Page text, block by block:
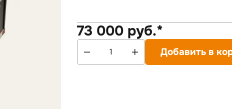
73 000 руб.*
Добавить в